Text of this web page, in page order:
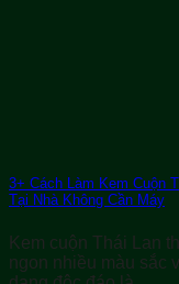
3+ Cách Làm Kem Cuộn
Tại Nhà Không Cần Máy
Kem cuộn Thái Lan
ngon nhiều màu sắc